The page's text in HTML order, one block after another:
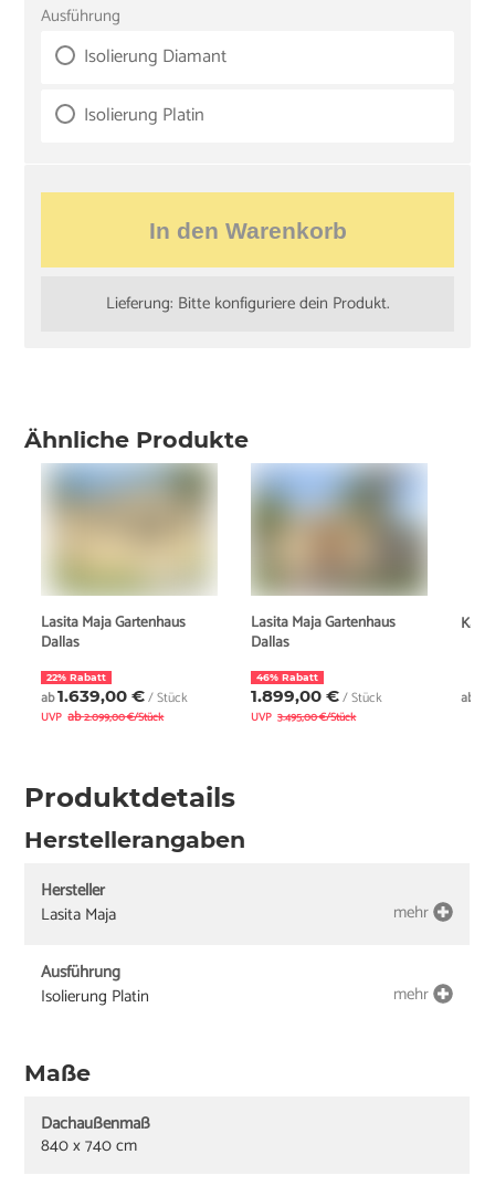
Ausführung
Isolierung Diamant
Isolierung Platin
In den Warenkorb
Lieferung: Bitte konfiguriere dein Produkt.
Ähnliche Produkte
Lasita Maja Gartenhaus
Dallas
22% Rabatt
ab1.639,00 €/ Stück
UVP ab2.099,00 €/Stück
Lasita Maja Gartenhaus
Dallas
46% Rabatt
1.899,00 €/ Stück
UVP 3.495,00 €/Stück
ab
Produktdetails
Herstellerangaben
Hersteller
Lasita Maja
mehr
Ausführung
Isolierung Platin
mehr
Maße
Dachaußenmaß
840 x 740 cm